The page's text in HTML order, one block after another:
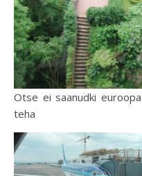
Otse ei saanudki
teha